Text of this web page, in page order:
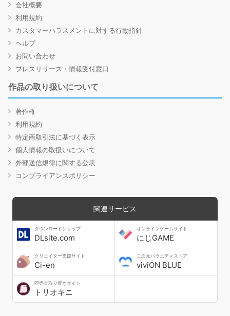
会社概要
利用規約
カスタマーハラスメントに対する行動指針
ヘルプ
お問い合わせ
プレスリリース・情報受付窓口
作品の取り扱いについて
著作権
利用規約
特定商取引法に基づく表示
個人情報の取扱いについて
外部送信規律に関する公表
コンプライアンスポリシー
関連サービス
ダウンロードショップ
DLsite.com
オンラインゲームサイト
にじGAME
クリエイター支援サイト
Ci-en
二次元バラエティストア
viviON BLUE
即売会取り置きサイト
トリオキニ